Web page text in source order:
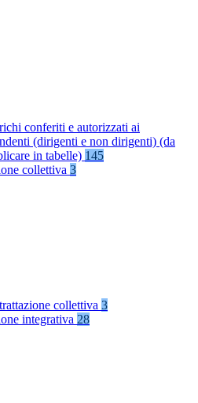
conferiti e autorizzati ai
(dirigenti e non dirigenti) (da
in tabelle) 145
collettiva 3
collettiva 3
integrativa 28